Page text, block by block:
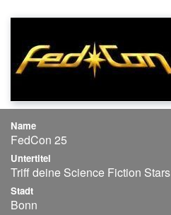
Name
FedCon 25
Untertitel
Triff deine Science Fiction Stars
Stadt
Bonn